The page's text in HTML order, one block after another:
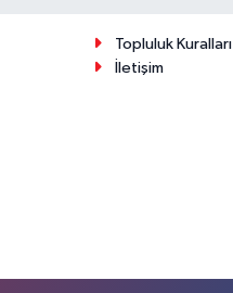
Topluluk Kuralları
İletişim